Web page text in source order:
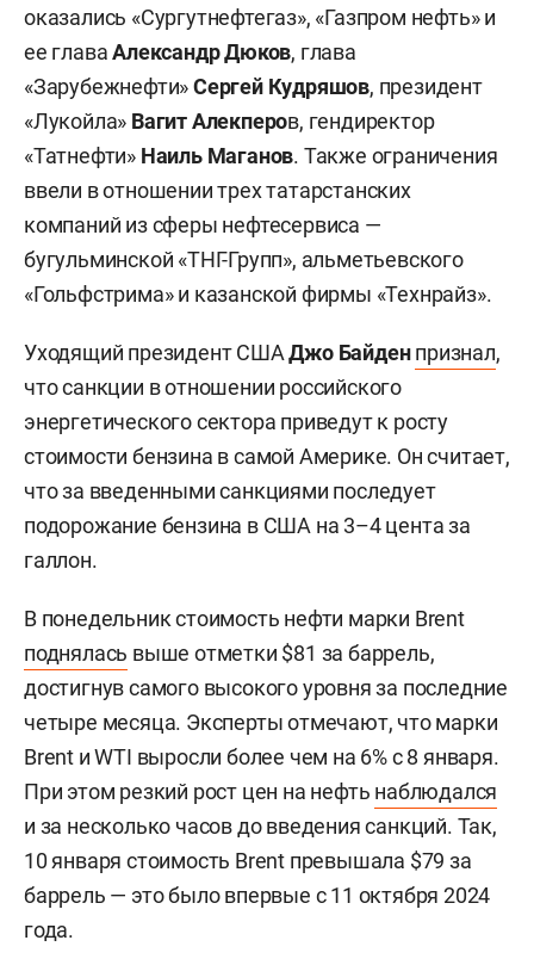
оказались «Сургутнефтегаз», «Газпром нефть» и
ее главаАлександр Дюков, глава
«Зарубежнефти»Сергей Кудряшов, президент
«Лукойла» Вагит Алекперов, гендиректор
«Татнефти» Наиль Маганов. Также ограничения
ввели в отношении трех татарстанских
компаний из сферы нефтесервиса —
бугульминской «ТНГ-Групп», альметьевского
«Гольфстрима» и казанской фирмы «Технрайз».
Уходящий президент СШАДжо Байден признал,
что санкции в отношении российского
энергетического сектора приведут к росту
стоимости бензина в самой Америке. Он считает,
что за введенными санкциями последует
подорожание бензина в США на 3–4 цента за
галлон.
В понедельник стоимость нефти марки Brent
поднялась выше отметки $81 за баррель,
достигнув самого высокого уровня за последние
четыре месяца. Эксперты отмечают, что марки
Brent и WTI выросли более чем на 6% с 8 января.
При этом резкий рост цен на нефть наблюдался
и за несколько часов до введения санкций. Так,
10 января стоимость Brent превышала $79 за
баррель — это было впервые с 11 октября 2024
года.